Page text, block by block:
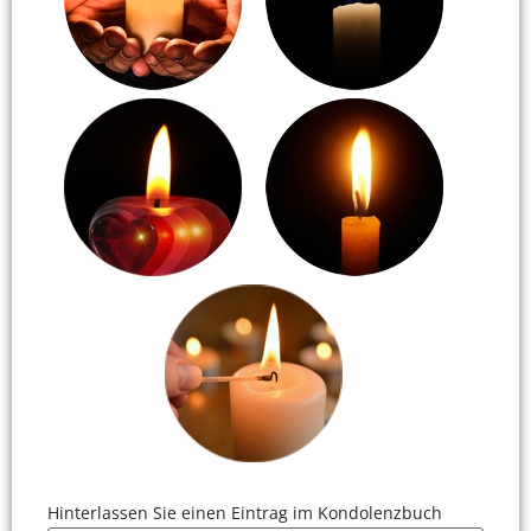
Hinterlassen Sie einen Eintrag im Kondolenzbuch